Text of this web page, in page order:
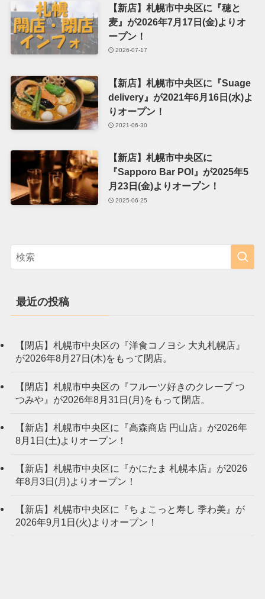
【新店】札幌市中央区に『穂と
麦』が2026年7月17日(金)よりオ
ープン！
2026-07-17
【新店】札幌市中央区に『Suage
delivery』が2021年6月16日(水)よ
りオープン！
2021-06-30
【新店】札幌市中央区に
『Sapporo Bar POI』が2025年5
月23日(金)よりオープン！
2025-06-25
最近の投稿
【閉店】札幌市中央区の『洋食コノヨシ 大丸札幌店』
が2026年8月27日(木)をもって閉店。
【閉店】札幌市中央区の『フルーツ好きのクレープ つ
つみや』が2026年8月31日(月)をもって閉店。
【新店】札幌市中央区に『高森商店 円山店』が2026年
8月1日(土)よりオープン！
【新店】札幌市中央区に『かにたま 札幌本店』が2026
年8月3日(月)よりオープン！
【新店】札幌市中央区に『ちょこっと寿し 季わ美』が
2026年9月1日(火)よりオープン！